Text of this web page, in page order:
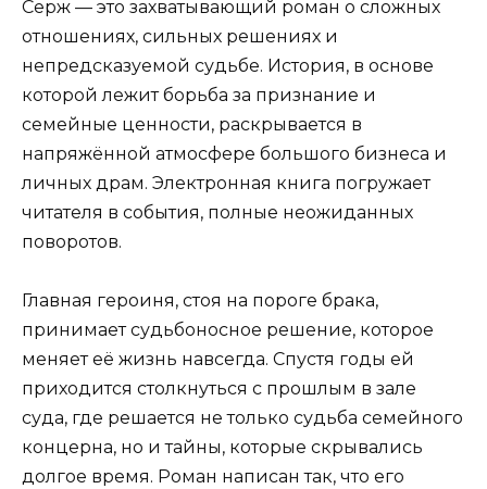
Серж — это захватывающий роман о сложных
отношениях, сильных решениях и
непредсказуемой судьбе. История, в основе
которой лежит борьба за признание и
семейные ценности, раскрывается в
напряжённой атмосфере большого бизнеса и
личных драм. Электронная книга погружает
читателя в события, полные неожиданных
поворотов.
Главная героиня, стоя на пороге брака,
принимает судьбоносное решение, которое
меняет её жизнь навсегда. Спустя годы ей
приходится столкнуться с прошлым в зале
суда, где решается не только судьба семейного
концерна, но и тайны, которые скрывались
долгое время. Роман написан так, что его